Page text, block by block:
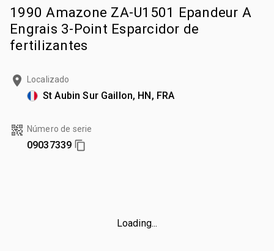
1990 Amazone ZA-U1501 Epandeur A
Engrais 3-Point Esparcidor de
fertilizantes
Localizado
St Aubin Sur Gaillon, HN, FRA
Número de serie
09037339
Loading...